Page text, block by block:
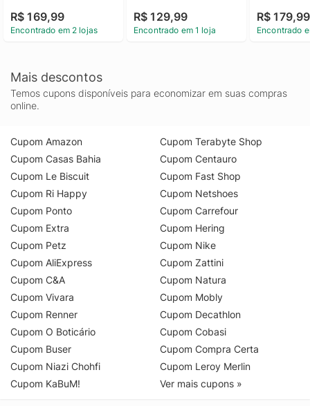
R$ 169,99
Encontrado em 2 lojas
R$ 129,99
Encontrado em 1 loja
R$ 179,99
Encontrado
Mais descontos
Temos cupons disponíveis para economizar em suas compras
online.
Cupom Amazon
Cupom Casas Bahia
Cupom Le Biscuit
Cupom Ri Happy
Cupom Ponto
Cupom Extra
Cupom Petz
Cupom AliExpress
Cupom C&A
Cupom Vivara
Cupom Renner
Cupom O Boticário
Cupom Buser
Cupom Niazi Chohfi
Cupom KaBuM!
Cupom Terabyte Shop
Cupom Centauro
Cupom Fast Shop
Cupom Netshoes
Cupom Carrefour
Cupom Hering
Cupom Nike
Cupom Zattini
Cupom Natura
Cupom Mobly
Cupom Decathlon
Cupom Cobasi
Cupom Compra Certa
Cupom Leroy Merlin
Ver mais cupons »